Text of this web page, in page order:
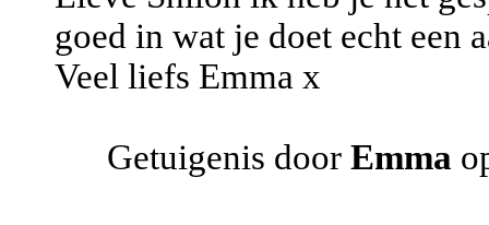
goed in wat je doet echt een
Veel liefs Emma x
Getuigenis door Emma